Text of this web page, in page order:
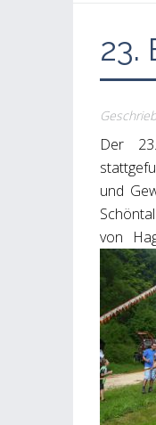
23.
Der
und
von